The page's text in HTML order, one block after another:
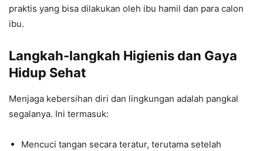
praktis yang bisa dilakukan oleh ibu hamil dan para calon
ibu.
Langkah-langkah Higienis dan Gaya
Hidup Sehat
Menjaga kebersihan diri dan lingkungan adalah pangkal
segalanya. Ini termasuk:
Mencuci tangan secara teratur, terutama setelah